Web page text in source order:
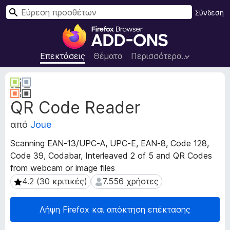
Π
ρ
ό
σ
τ
α
ρ
ο
γ
ρ
ά
μ
Επεκτάσεις Θέματα Περισσότερα…
Σύνδεση
Α
σ
QR Code Reader
από Joue
Scanning EAN-13/UPC-A, UPC-E, EAN-8, Code 128,
Code 39, Codabar, Interleaved 2 of 5 and QR Codes
from webcam or image files
4.2 (30 κριτικές)
4.2 (30 κριτικές) 7.556 χρήστες
7.556 χρήστες
Λήψη Firefox και απόκτηση επέκτασης
Μ
ε
τ
α
δ
δ
ο
μ
έ
ν
α
π